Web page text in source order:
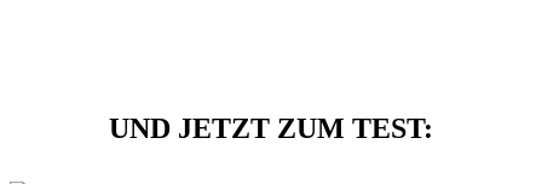
UND JETZT ZUM TEST: